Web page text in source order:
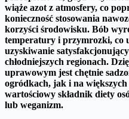
wiąże azot z atmosfery, co
konieczność stosowania
korzyści środowisku. Bób
temperatury i przymrozki, co
uzyskiwanie
chłodniejszych regionach.
uprawowym jest chętnie
ogródkach, jak i na
wartościowy składnik diety
lub weganizm.